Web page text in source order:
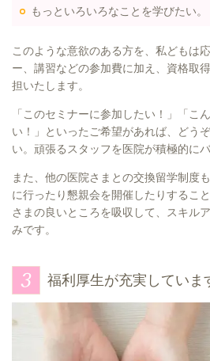
もっといろいろなことを学びたい。
このような意欲のある方を、私どもは
ー、講習などの参加費に加え、資格取
担いたします。
「このセミナーに参加したい！」「こ
い！」といったご希望があれば、どう
い。頑張るスタッフを医院が積極的に
また、他の医院さまとの交換留学制度
に行ったり懇親会を開催したりするこ
さまの良いところを吸収して、スキル
みです。
福利厚生が充実していま